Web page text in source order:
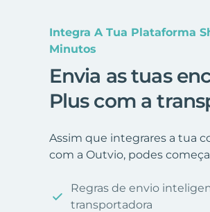
Integra A Tua Plataforma
Minutos
Envia as tuas
Plus com a
Assim que integrares a tua
com a Outvio, podes
Regras de envio
transportadora